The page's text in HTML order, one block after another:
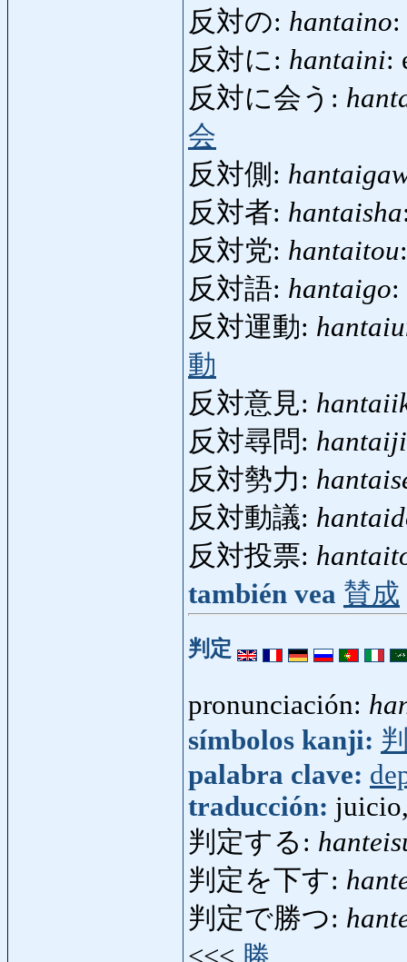
反対の: hantaino:
反対に: hantaini:
反対に会う:
会
反対側:
反対者: hantaisha
反対党: hantaitou
反対語: hantaigo:
反対運動:
動
反対意見:
反対尋問:
反対勢力:
反対動議:
反対投票:
también vea 賛成
判定
pronunciación:
símbolos kanji:
palabra clave:
traducción:
判定する:
判定を下す:
判定で勝つ: